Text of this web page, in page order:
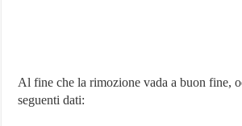
Al fine che la rimozione vada a buon fine,
seguenti dati: